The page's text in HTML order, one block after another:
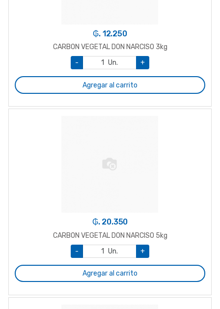
₲. 12.250
CARBON VEGETAL DON NARCISO 3kg
-
Un. +
Agregar al carrito
₲. 20.350
CARBON VEGETAL DON NARCISO 5kg
-
Un. +
Agregar al carrito